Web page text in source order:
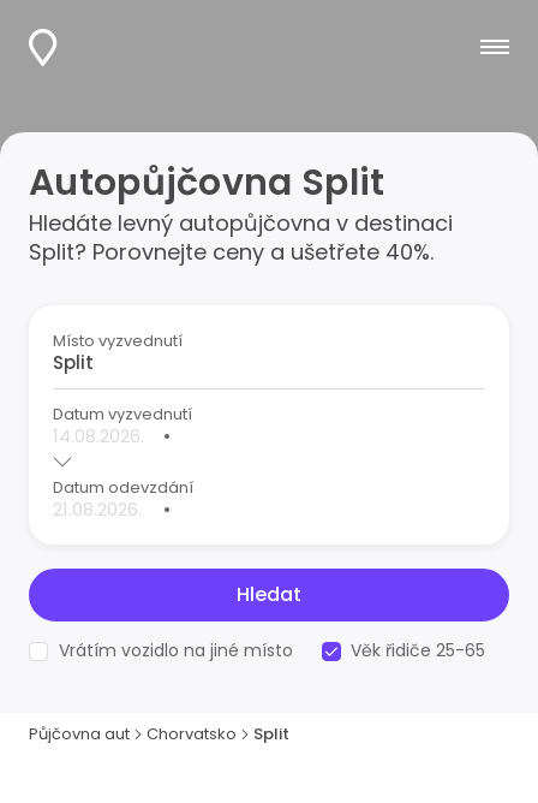
Autopůjčovna Split
Hledáte levný autopůjčovna v destinaci
Split? Porovnejte ceny a ušetřete 40%.
Místo vyzvednutí
Datum vyzvednutí
•
Datum odevzdání
•
Hledat
Vrátím vozidlo na jiné místo Věk řidiče 25-65
Půjčovna aut Chorvatsko Split